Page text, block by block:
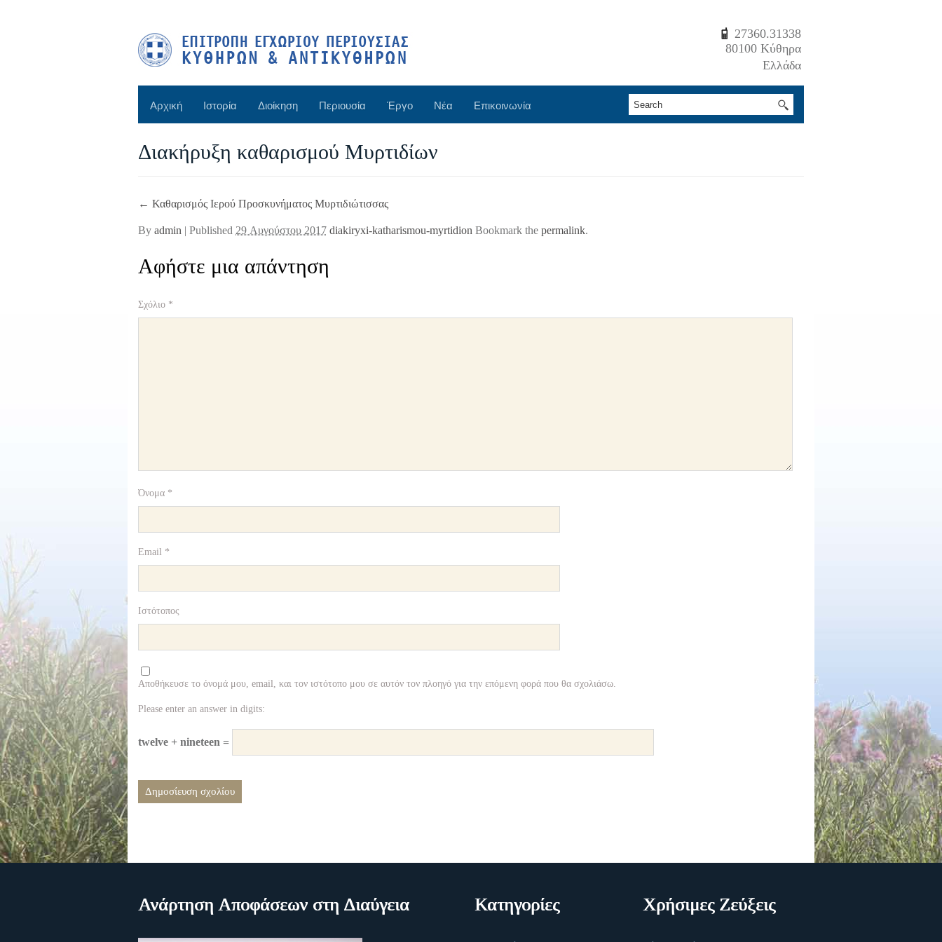
27360.31338
80100 Κύθηρα
Ελλάδα
Αρχική Ιστορία Διοίκηση Περιουσία Έργο Νέα Επικοινωνία
Διακήρυξη καθαρισμού Μυρτιδίων
← Καθαρισμός Ιερού Προσκυνήματος Μυρτιδιώτισσας
By admin | Published 29 Αυγούστου 2017 diakiryxi-katharismou-myrtidion Bookmark the permalink.
Αφήστε μια απάντηση
Σχόλιο *
Όνομα *
Email *
Ιστότοπος
Αποθήκευσε το όνομά μου, email, και τον ιστότοπο μου σε αυτόν τον πλοηγό για την επόμενη φορά που θα σχολιάσω.
Please enter an answer in digits:
twelve + nineteen =
Ανάρτηση Αποφάσεων στη Διαύγεια Κατηγορίες Χρήσιμες Ζεύξεις